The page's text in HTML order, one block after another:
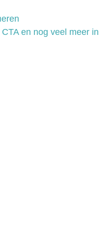
en nog veel meer in